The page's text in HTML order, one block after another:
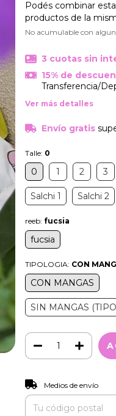
Podés combinar
productos de la
No acumulable con
3 cuotas sin
15% de
Transferencia/
Ver más detalles
Envío gratis
Talle: 0
0 1 2 3
Salchi 1 Salchi 2
reeb: fucsia
fucsia
TIPOLOGIA: CON
CON MANGAS
SIN MANGAS
Entregas para el CP:
Medios de envío